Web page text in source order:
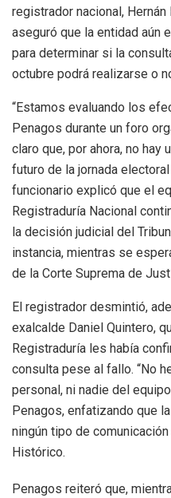
registrador nacional,
aseguró que la entidad aún
para determinar si la
octubre podrá realizarse o
“Estamos evaluando los
Penagos durante un foro
claro que, por ahora, no
futuro de la jornada
funcionario explicó que el
Registraduría Nacional
la decisión judicial del
instancia, mientras se
de la Corte Suprema de
El registrador desmintió,
exalcalde Daniel Quintero,
Registraduría les había
consulta pese al fallo. “No
personal, ni nadie del
Penagos, enfatizando que
ningún tipo de
Histórico.
Penagos reiteró que,